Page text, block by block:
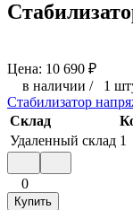
Цена: 10 690 ₽
в наличии / 1
Стабилизатор
Склад
Удаленный склад 1
0
Купить